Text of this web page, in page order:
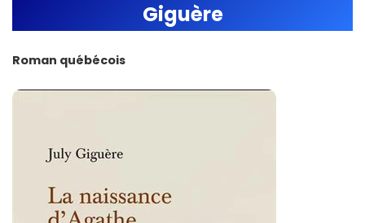
Giguère
Roman québécois